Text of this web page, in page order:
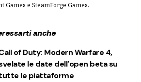
Games e SteamForge Games.
anche
of Duty: Modern Warfare 4,
le date dell’open beta su
le piattaforme